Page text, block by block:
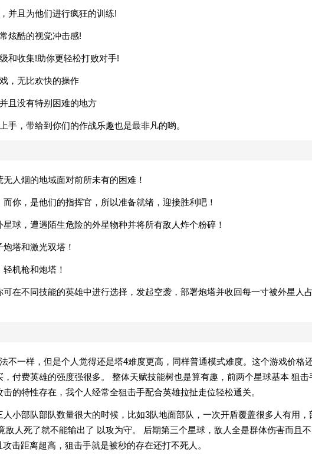
并且为他们进行疯狂的训练!
炫酷的视觉冲击感!
和收集!助你更轻松打败对手!
，无比欢快的操作
且没有特别困难的地方
手，带给到你们的作战乐趣也是最非凡的哟。
人烟的地域面对前所未有的困难！
你，是他们的指挥官，所以准备就绪，迎接胜利吧！
球，遭遇陌生危险的外星物种并将所有敌人炸个粉碎！
塔和激光双塔！
机枪和炮塔！
在不同技能的英雄中进行选择，发起空袭，部署炮塔并收回每一寸被外星人占
不一样，但是个人觉得还是塔4难度更高，同样普通模式难度。这个游戏价格
付费英雄的强度强很多。 整体天赋技能树也是算有趣，前两个星球基本 狙击
的特性存在，我个人经常全狙击手配合英雄拉扯走位轻松通关。
小部队部队数量很大的时候，比如3队地面部队，一次开盾覆盖很多人有用，
敌人死了就不能输出了 以攻为守。 后期第三个星球，敌人全是群体伤害而且不
击距离超高，狙击手就是被秒的存在还打不死人。